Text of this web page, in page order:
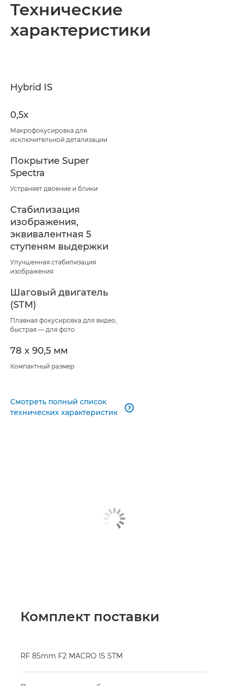
Технические
характеристики
Hybrid IS
0,5x
Макрофокусировка для
исключительной детализации
Покрытие Super
Spectra
Устраняет двоение и блики
Стабилизация
изображения,
эквивалентная 5
ступеням выдержки
Улучшенная стабилизация
изображения
Шаговый двигатель
(STM)
Плавная фокусировка для видео,
быстрая — для фото
78 x 90,5 мм
Компактный размер
Смотреть полный список
технических характеристик

Комплект поставки
RF 85mm F2 MACRO IS STM